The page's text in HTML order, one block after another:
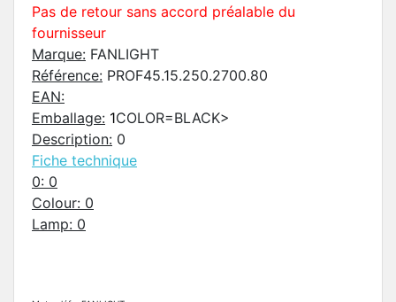
Pas de retour sans accord préalable du
fournisseur
Marque: FANLIGHT
Référence: PROF45.15.250.2700.80
EAN:
Emballage: 1COLOR=BLACK>
Description: 0
Fiche technique
0: 0
Colour: 0
Lamp: 0